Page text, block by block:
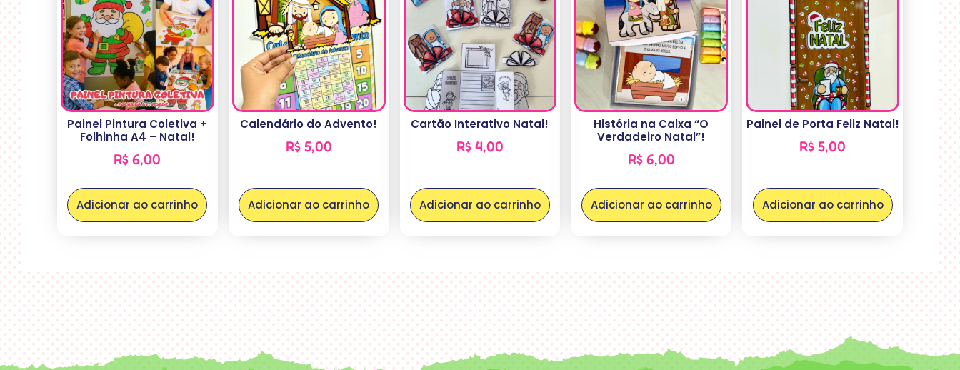
Painel Pintura Coletiva +
Folhinha A4 – Natal!
R$ 6,00
Adicionar ao carrinho
Calendário do Advento!
R$5,00
Adicionar ao carrinho
Cartão Interativo Natal!
R$4,00
Adicionar ao carrinho
História na Caixa “O
Verdadeiro Natal”!
R$6,00
Adicionar ao carrinho
Painel de Porta Feliz Natal!
R$ 5,00
Adicionar ao carrinho